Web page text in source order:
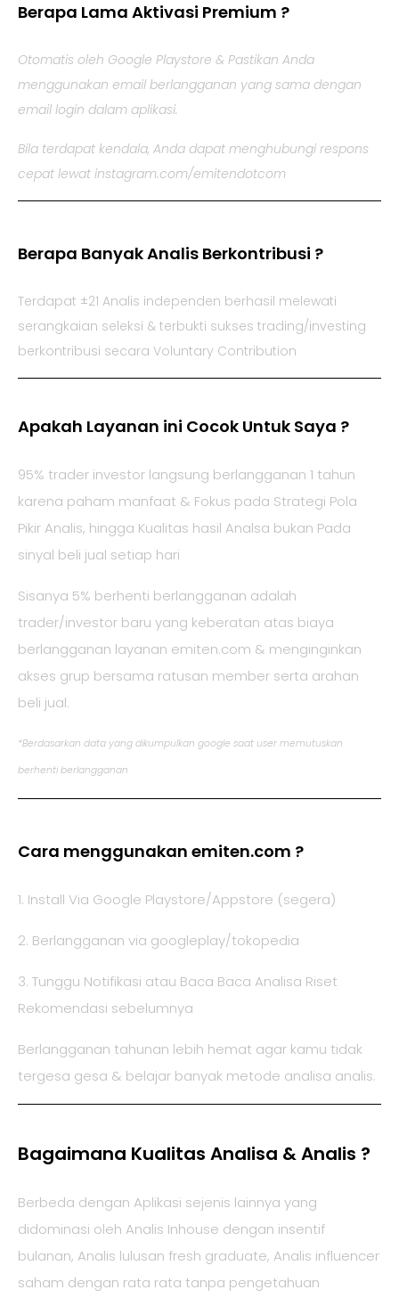
Berapa Lama Aktivasi Premium ?
Otomatis oleh Google Playstore & Pastikan Anda
menggunakan email berlangganan yang sama dengan
email login dalam aplikasi.
Bila terdapat kendala, Anda dapat menghubungi respons
cepat lewat instagram.com/emitendotcom
Berapa Banyak Analis Berkontribusi ?
Terdapat ±21 Analis independen berhasil melewati
serangkaian seleksi & terbukti sukses trading/investing
berkontribusi secara Voluntary Contribution
Apakah Layanan ini Cocok Untuk Saya ?
95% trader investor langsung berlangganan 1 tahun
karena paham manfaat & Fokus pada Strategi Pola
Pikir Analis, hingga Kualitas hasil Analsa bukan Pada
sinyal beli jual setiap hari
Sisanya 5% berhenti berlangganan adalah
trader/investor baru yang keberatan atas biaya
berlangganan layanan emiten.com & menginginkan
akses grup bersama ratusan member serta arahan
beli jual.
*Berdasarkan data yang dikumpulkan google saat user memutuskan
berhenti berlangganan
Cara menggunakan emiten.com ?
1. Install Via Google Playstore/Appstore (segera)
2. Berlangganan via googleplay/tokopedia
3. Tunggu Notifikasi atau Baca Baca Analisa Riset
Rekomendasi sebelumnya
Berlangganan tahunan lebih hemat agar kamu tidak
tergesa gesa & belajar banyak metode analisa analis.
Bagaimana Kualitas Analisa & Analis ?
Berbeda dengan Aplikasi sejenis lainnya yang
didominasi oleh Analis Inhouse dengan insentif
bulanan, Analis lulusan fresh graduate, Analis influencer
saham dengan rata rata tanpa pengetahuan